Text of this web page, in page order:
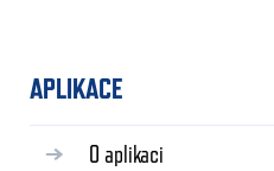
APLIKACE
O aplikaci